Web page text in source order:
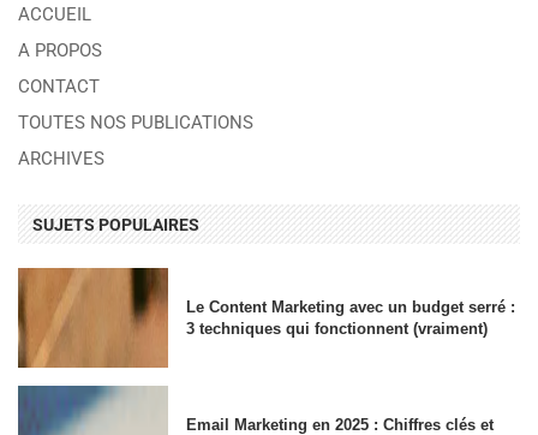
ACCUEIL
A PROPOS
CONTACT
TOUTES NOS PUBLICATIONS
ARCHIVES
SUJETS POPULAIRES
Le Content Marketing avec un budget serré :
3 techniques qui fonctionnent (vraiment)
Email Marketing en 2025 : Chiffres clés et